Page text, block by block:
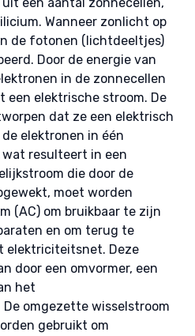
Wanneer zonlicht op
de fotonen (lichtdeeltjes)
Door de energie van
in de zonnecellen
een elektrische stroom. De
dat ze een elektrisch
elektronen in één
resulteert in een
die door de
moet worden
(AC) om bruikbaar te zijn
en om terug te
elektriciteitsnet. Deze
door een omvormer, een
het
omgezette wisselstroom
gebruikt om